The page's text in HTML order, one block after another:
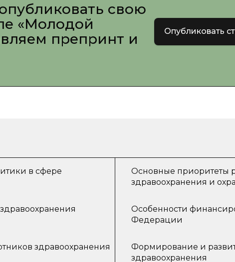
свою
«Молодой
препринт и
Опубликовать
в сфере
Основные приоритеты
здравоохранения и
Особенности
Федерации
здравоохранения
Формирование и
здравоохранения